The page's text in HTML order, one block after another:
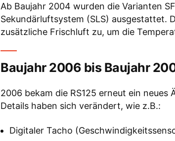
Ab Baujahr 2004 wurden die Varianten SF
Sekundärluftsystem (SLS) ausgestattet.
zusätzliche Frischluft zu, um die
Baujahr 2006 bis Baujahr
2006 bekam die RS125 erneut ein neues
Details haben sich verändert, wie z.B.:
Digitaler Tacho